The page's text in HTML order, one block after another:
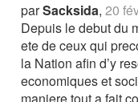
parSacksida,20
Depuis le debut du
ete de ceux qui
la Nation afin d’y
economiques et